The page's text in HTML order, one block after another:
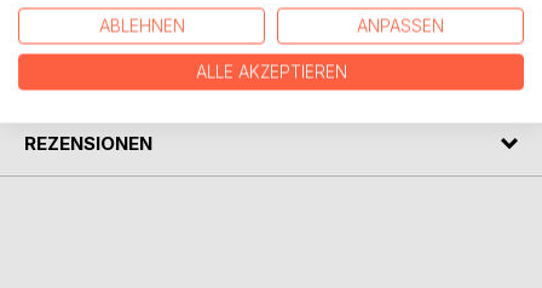
AUTOR/IN
REZENSIONEN
ABLEHNEN ANPASSEN
ALLE AKZEPTIEREN